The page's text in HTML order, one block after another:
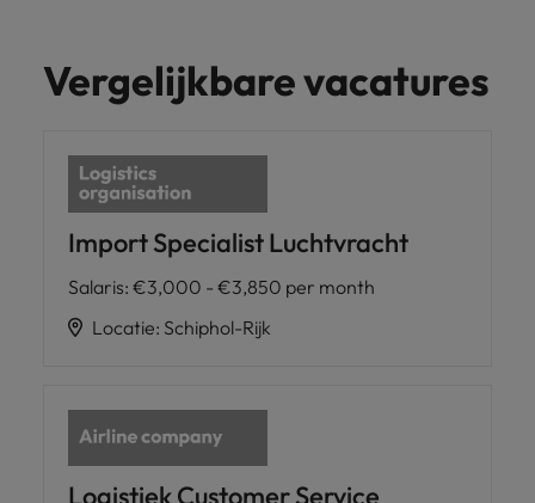
Vergelijkbare vacatures
Import Specialist Luchtvracht
Salaris: €3,000 - €3,850 per month
Locatie: Schiphol-Rijk